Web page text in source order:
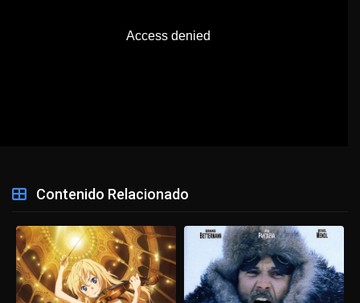
Contenido Relacionado